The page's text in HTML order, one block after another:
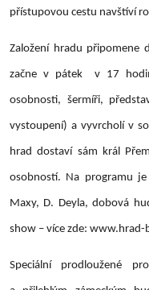
přístupovou cestu navštíví
Založení hradu připomene
začne v pátek v 17
osobnosti, šermíři,
vystoupení) a vyvrcholí v
hrad dostaví sám král
osobností. Na programu
Maxy, D. Deyla, dobová
show – více zde: www.hrad-
Speciální prodloužené